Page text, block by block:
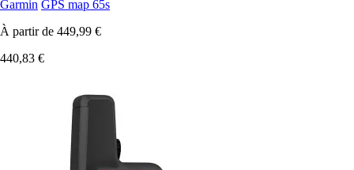
Garmin GPS map 65s
À partir de 449,99 €
440,83 €